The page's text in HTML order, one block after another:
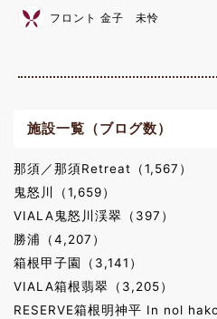
フロント 金子 未怜
施設一覧（ブログ数）
那須／那須Retreat（1,567）
鬼怒川（1,659）
VIALA鬼怒川渓翠（397）
勝浦（4,207）
箱根甲子園（3,141）
VIALA箱根翡翠（3,205）
RESERVE箱根明神平 In nol